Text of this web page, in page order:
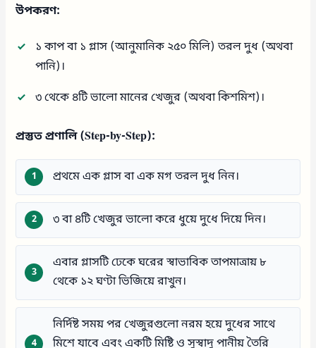
উপকরণ:
১ কাপ বা ১ গ্লাস (আনুমানিক ২৫০ মিলি) তরল দুধ (অথবা
পানি)।
৩ থেকে ৪টি ভালো মানের খেজুর (অথবা কিশমিশ)।
প্রস্তুত প্রণালি (Step-by-Step):
প্রথমে এক গ্লাস বা এক মগ তরল দুধ নিন।
৩ বা ৪টি খেজুর ভালো করে ধুয়ে দুধে দিয়ে দিন।
এবার গ্লাসটি ঢেকে ঘরের স্বাভাবিক তাপমাত্রায় ৮
থেকে ১২ ঘণ্টা ভিজিয়ে রাখুন।
নির্দিষ্ট সময় পর খেজুরগুলো নরম হয়ে দুধের সাথে
মিশে যাবে এবং একটি মিষ্টি ও সুস্বাদু পানীয় তৈরি